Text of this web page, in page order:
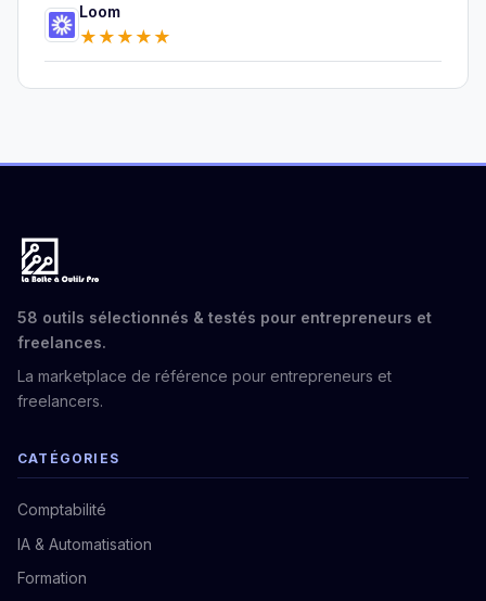
Loom
★ ★ ★ ★ ★
58 outils sélectionnés & testés pour entrepreneurs et
freelances.
La marketplace de référence pour entrepreneurs et
freelancers.
CATÉGORIES
Comptabilité
IA & Automatisation
Formation